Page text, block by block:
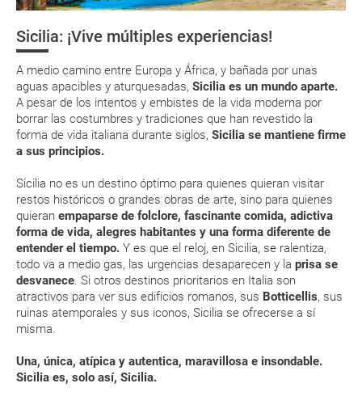
Sicilia: ¡Vive múltiples experiencias!
A medio camino entre Europa y África, y bañada por unas
aguas apacibles y aturquesadas, Sicilia es un mundo aparte.
A pesar de los intentos y embistes de la vida moderna por
borrar las costumbres y tradiciones que han revestido la
forma de vida italiana durante siglos, Sicilia se mantiene firme
a sus principios.
Sicilia no es un destino óptimo para quienes quieran visitar
restos históricos o grandes obras de arte, sino para quienes
quieran empaparse de folclore, fascinante comida, adictiva
forma de vida, alegres habitantes y una forma diferente de
entender el tiempo. Y es que el reloj, en Sicilia, se ralentiza,
todo va a medio gas, las urgencias desaparecen y la prisa se
desvanece . Si otros destinos prioritarios en Italia son
atractivos para ver sus edificios romanos, sus Botticellis, sus
ruinas atemporales y sus iconos, Sicilia se ofrecerse a sí
misma.
Una, única, atípica y autentica, maravillosa e insondable.
Sicilia es, solo así, Sicilia.
Cortina 2026
El Valle de los
Asistencia sanitaria
Moneda y tarjetas
Fiestas nacionales
tienen ya todos sus billetes electrónicos por lo que podrás obtenerlas
in por su web.
a que muchas de ellas exigen la presentación de la tarjeta de embarque
(que deberás realizar a través de su web) para que no te carguen un
suplemento extra en el mismo aeropuerto.
En caso de tener que enviarte la documentación de un paquete
vacacional (Caribe, circuitos, tours...) te enviaremos la documentación
de tu reserva alrededor de 10 días antes de salida, la cual deberás
Esta documentación te será requerida en el mostrador de la compañía
aérea a la hora de realizar el check-in el día de la salida.
MODIFICACIÓN ó CANCELACIÓN ¿Puedo anular o
modificar una reserva del viaje? ¿Qué gastos puede
generar una anulación o modificación del viaje?
¿Qué caducidad debe tener mi pasaporte para ir